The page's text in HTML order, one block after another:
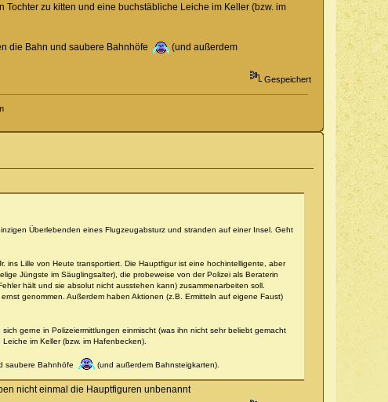
zu kitten und eine buchstäbliche Leiche im Keller (bzw. im
die Bahn und saubere Bahnhöfe
(und außerdem
Gespeichert
Überlebenden eines Flugzeugabsturz und stranden auf einer Insel. Geht
ins Lille von Heute transportiert. Die Hauptfigur ist eine hochintelligente, aber
Jüngste im Säuglingsalter), die probeweise von der Polizei als Beraterin
hält und sie absolut nicht ausstehen kann) zusammenarbeiten soll.
genommen. Außerdem haben Aktionen (z.B. Ermitteln auf eigene Faust)
gerne in Polizeiermittlungen einmischt (was ihn nicht sehr beliebt gemacht
im Keller (bzw. im Hafenbecken).
saubere Bahnhöfe (und außerdem Bahnsteigkarten).
nicht einmal die Hauptfiguren unbenannt